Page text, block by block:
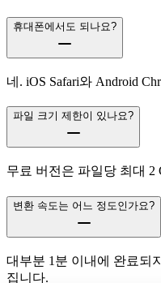
휴대폰에서도 되나요?
네. iOS Safari와 Android
파일 크기 제한이 있나요?
무료 버전은 파일당 최대 2
변환 속도는 어느 정도인가요?
대부분 1분 이내에 완료되
집니다.